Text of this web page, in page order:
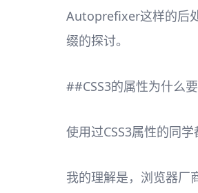
Autoprefixer这样的后
缀的探讨。
##CSS3的属性为什么
使用过CSS3属性的同
我的理解是，浏览器厂